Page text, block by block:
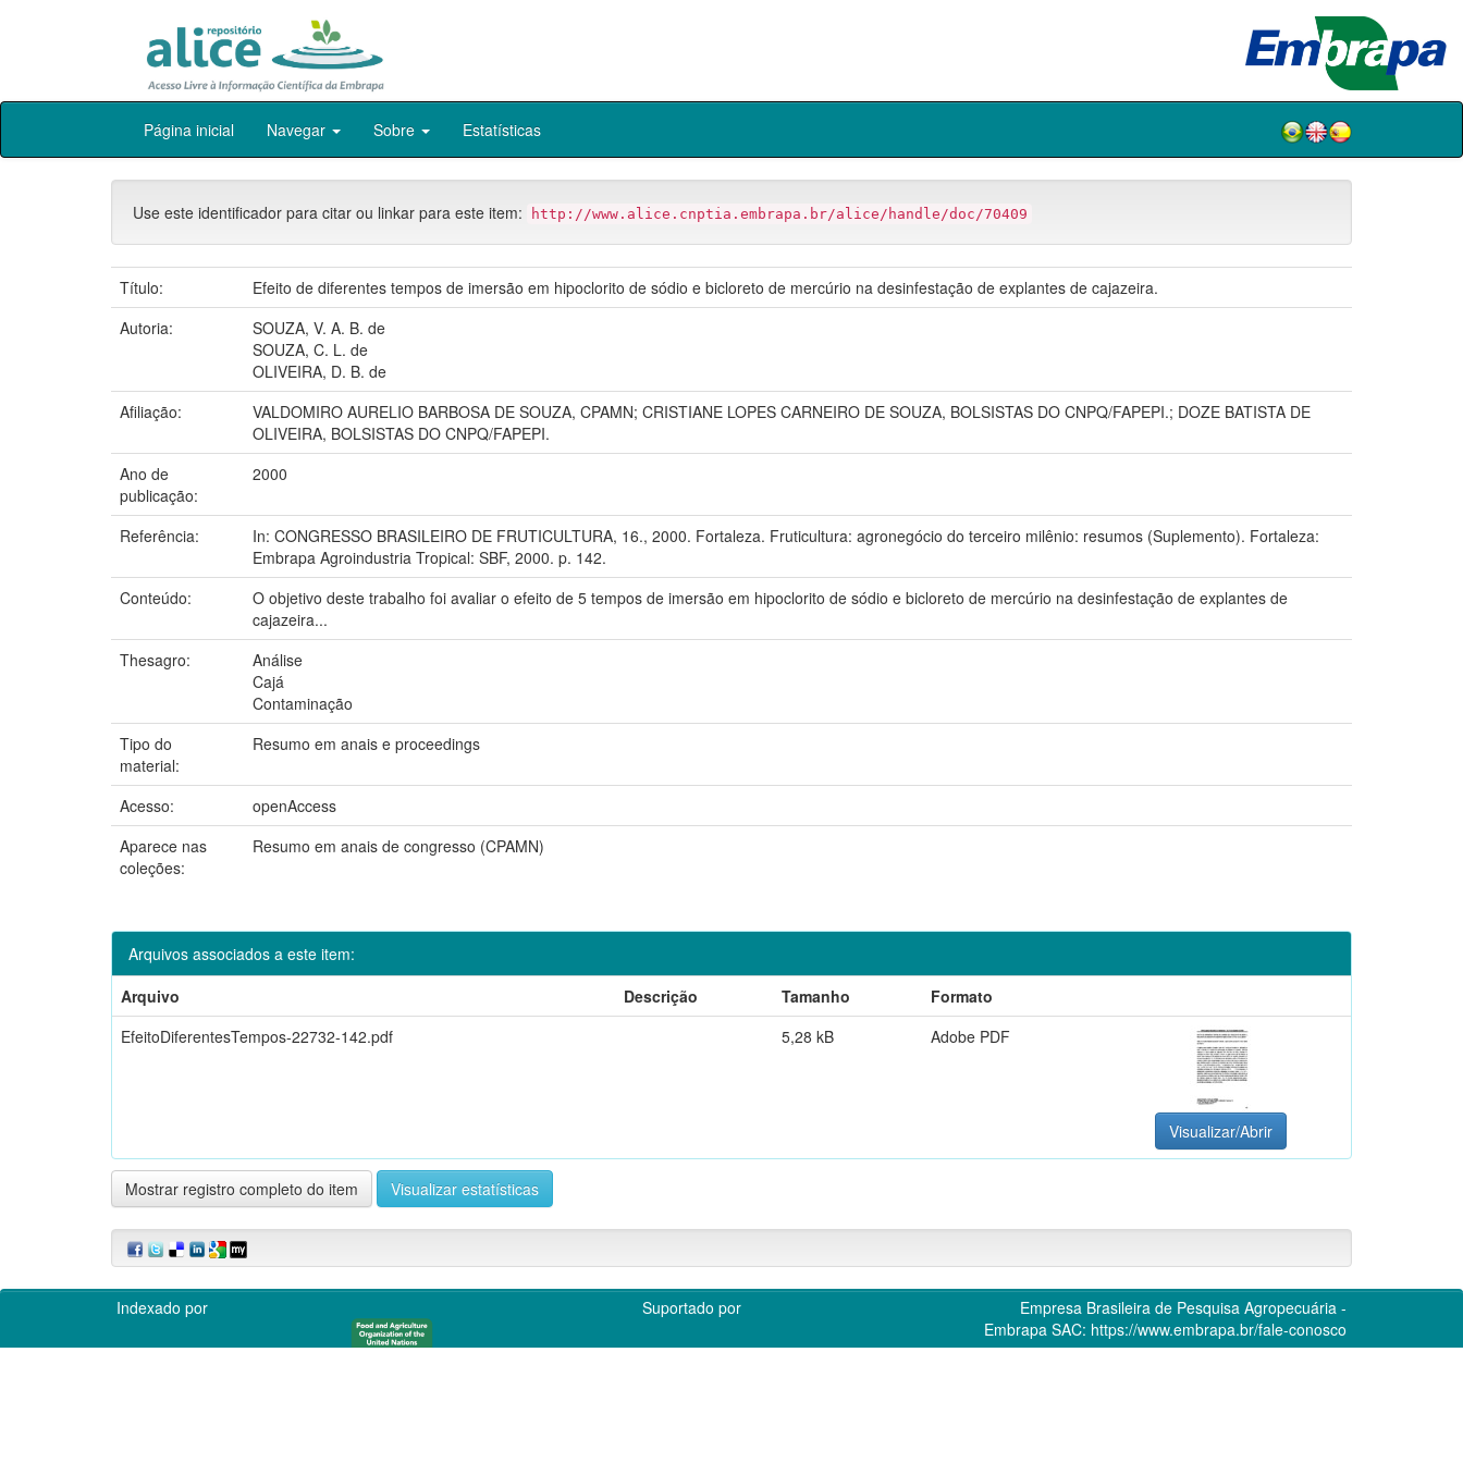
Skip
Página inicial Navegar Sobre Estatísticas
Use este identificador para citar ou linkar para este item: http://www.alice.cnptia.embrapa.br/alice/handle/doc/70409
Título:
Efeito de diferentes tempos de imersão em hipoclorito de sódio e bicloreto de mercúrio na desinfestação de explantes de cajazeira.
Autoria:
SOUZA, V. A. B. de
SOUZA, C. L. de
OLIVEIRA, D. B. de
Afiliação:
VALDOMIRO AURELIO BARBOSA DE SOUZA, CPAMN; CRISTIANE LOPES CARNEIRO DE SOUZA, BOLSISTAS DO CNPQ/FAPEPI.; DOZE BATISTA DE
OLIVEIRA, BOLSISTAS DO CNPQ/FAPEPI.
Ano de
publicação:
2000
Referência:
In: CONGRESSO BRASILEIRO DE FRUTICULTURA, 16., 2000. Fortaleza. Fruticultura: agronegócio do terceiro milênio: resumos (Suplemento). Fortaleza:
Embrapa Agroindustria Tropical: SBF, 2000. p. 142.
Conteúdo:
O objetivo deste trabalho foi avaliar o efeito de 5 tempos de imersão em hipoclorito de sódio e bicloreto de mercúrio na desinfestação de explantes de
cajazeira...
Thesagro:
Análise
Cajá
Contaminação
Tipo do
material:
Resumo em anais e proceedings
Acesso:
openAccess
Aparece nas
coleções:
Resumo em anais de congresso (CPAMN)
Arquivos associados a este item:
Arquivo
Descrição Tamanho
Formato
EfeitoDiferentesTempos-22732-142.pdf
5,28 kB Adobe PDF
Visualizar/Abrir
Mostrar registro completo do item Visualizar estatísticas
Indexado por Suportado por
Empresa Brasileira de Pesquisa Agropecuária -
Embrapa SAC: https://www.embrapa.br/fale-conosco